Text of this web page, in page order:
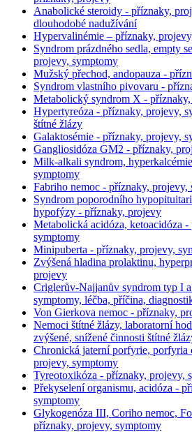
Anabolické steroidy - příznaky,
dlouhodobé nadužívání
Hypervalinémie – příznaky,
Syndrom prázdného sedla, empty
projevy, symptomy
Mužský přechod, andopauza -
Syndrom vlastního pivovaru -
Metabolický syndrom X -
Hypertyreóza - příznaky, projevy,
štítné žlázy
Galaktosémie - příznaky, projevy,
Gangliosidóza GM2 - příznaky,
Milk-alkali syndrom,
symptomy
Fabriho nemoc - příznaky, projevy,
Syndrom poporodního
hypofýzy - příznaky, projevy
Metabolická acidóza, ketoacidóza
symptomy
Minipuberta - příznaky, projevy,
Zvýšená hladina prolaktinu,
projevy
Criglerův-Najjanův syndrom typ I
symptomy, léčba, příčina,
Von Gierkova nemoc - příznaky,
Nemoci štítné žlázy, laboratorní
zvýšené, snížené činnosti štítné
Chronická jaterní porfyrie, porfyria
projevy, symptomy
Tyreotoxikóza - příznaky, projevy,
Překyselení organismu, acidóza -
symptomy
Glykogenóza III, Coriho nemoc,
příznaky, projevy, symptomy